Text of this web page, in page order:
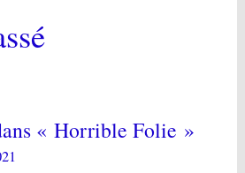
« Horrible Folie »